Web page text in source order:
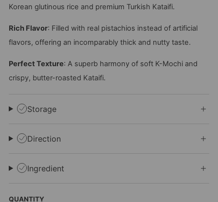
Korean glutinous rice and premium Turkish Kataifi.
Rich Flavor: Filled with real pistachios instead of artificial
flavors, offering an incomparably thick and nutty taste.
Perfect Texture: A superb harmony of soft K-Mochi and
crispy, butter-roasted Kataifi.
Storage
Direction
Ingredient
QUANTITY